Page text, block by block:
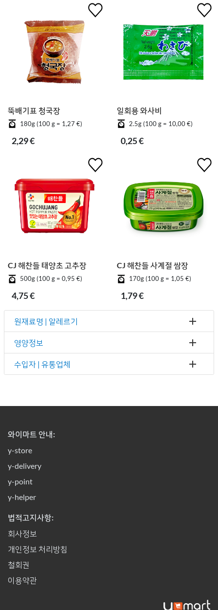
뚝배기표 청국장
180g (100 g = 1,27 €)
2,29 €
일회용 와사비
2.5g (100 g = 10,00 €)
0,25 €
CJ 해찬들 태양초 고추장
500g (100 g = 0,95 €)
4,75 €
CJ 해찬들 사계절 쌈장
170g (100 g = 1,05 €)
1,79 €
원재료명 | 알레르기
영양정보
수입자 | 유통업체
와이마트 안내:
y-store
y-delivery
y-point
y-helper
법적고지사항:
회사정보
개인정보 처리방침
철회권
이용약관